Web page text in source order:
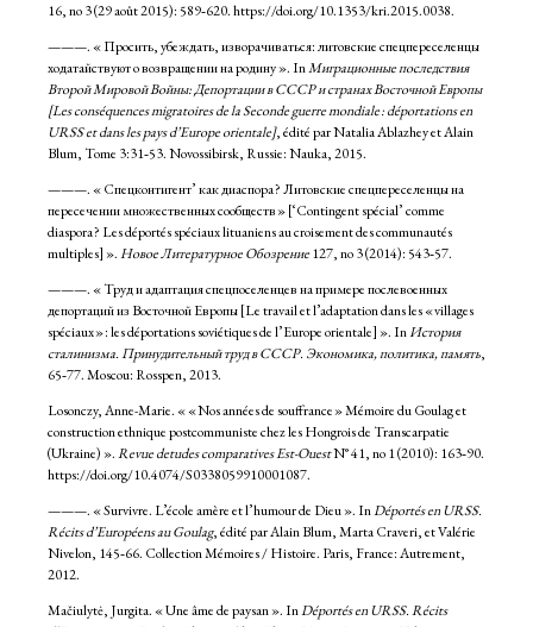
16, no 3 (29 août 2015): 589‑620. https://doi.org/10.1353/kri.2015.0038.
———. « Просить, убеждать, изворачиваться: литовские спецпереселенцы
ходатайствуют о возвращении на родину ». InМиграционные последствия
Второй Мировой Войны: Депортации в СССР и странах Восточной Европы
[Les conséquences migratoires de la Seconde guerre mondiale : déportations en
URSS et dans les pays d’Europe orientale], édité par Natalia Ablazhey et Alain
Blum, Tome 3:31‑53. Novossibirsk, Russie: Nauka, 2015.
———. « Спецконтигент’ как диаспора ? Литовские спецпереселенцы на
пересечении множественных сообществ » [‘Contingent spécial’ comme
diaspora ? Les déportés spéciaux lituaniens au croisement des communautés
multiples] ».Новое Литературное Обозрение127, no 3 (2014): 543‑57.
———. « Труд и адаптация спецпоселенцев на примере послевоенных
депортаций из Восточной Европы [Le travail et l’adaptation dans les « villages
spéciaux » : les déportations soviétiques de l’Europe orientale] ». InИстория
сталинизма. Принудительный труд в СССР. Экономика, политика, память,
65‑77. Moscou: Rosspen, 2013.
Losonczy, Anne-Marie. « « Nos années de souffrance » Mémoire du Goulag et
construction ethnique postcommuniste chez les Hongrois de Transcarpatie
(Ukraine) ».Revue detudes comparatives Est-OuestN° 41, no 1 (2010): 163‑90.
https://doi.org/10.4074/S0338059910001087.
———. « Survivre. L’école amère et l’humour de Dieu ». InDéportés en URSS.
Récits d’Européens au Goulag, édité par Alain Blum, Marta Craveri, et Valérie
Nivelon, 145‑66. Collection Mémoires / Histoire. Paris, France: Autrement,
2012.
Mačiulytė, Jurgita. « Une âme de paysan ». InDéportés en URSS. Récits